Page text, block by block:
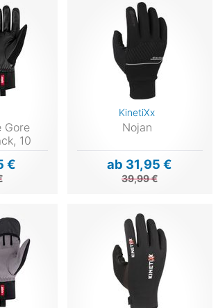
Gore
10
€
KinetiXx
Nojan
ab 31,95 €
39,99 €